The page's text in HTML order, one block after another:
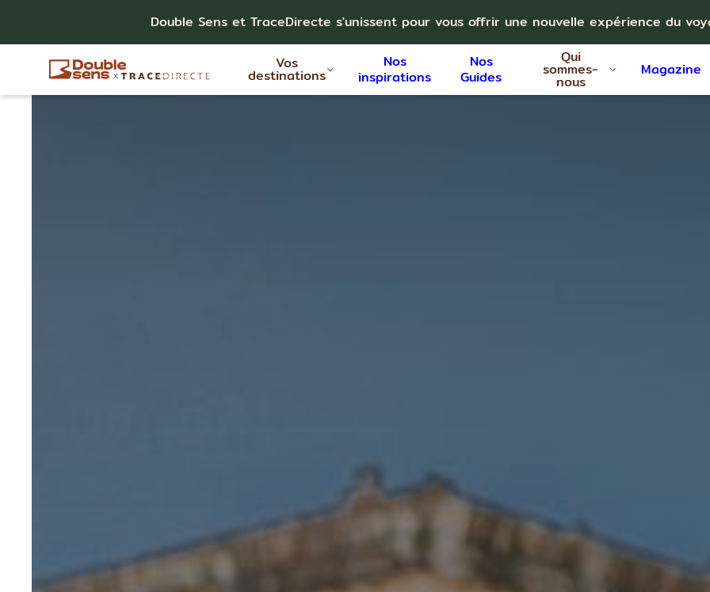
Double Sens et TraceDirecte s'unissent pour vous offrir une nouvelle expérience du
Vos
destinations
Nos
inspirations
Nos
Guides
Qui
sommes-
nous
Magazine